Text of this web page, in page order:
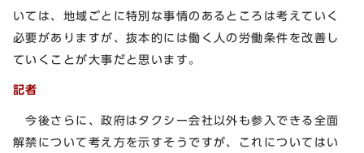
いては、地域ごとに特別な事情のあるところは考えていく
必要がありますが、抜本的には働く人の労働条件を改善し
ていくことが大事だと思います。
記者
今後さらに、政府はタクシー会社以外も参入できる全面
解禁について考え方を示すそうですが、これについてはい